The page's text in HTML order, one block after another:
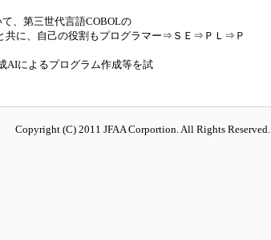
、第三世代言語COBOLの
共に、自己の役割もプログラマー⇒ＳＥ⇒ＰＬ⇒Ｐ
AIによるプログラム作成等を試
Copyright (C) 2011 JFAA Corportion. All Rights Reserved.